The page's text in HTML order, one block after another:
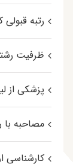
رتبه قبولی
ظرفیت
پزشکی از
مصاحبه با
کارشناسی